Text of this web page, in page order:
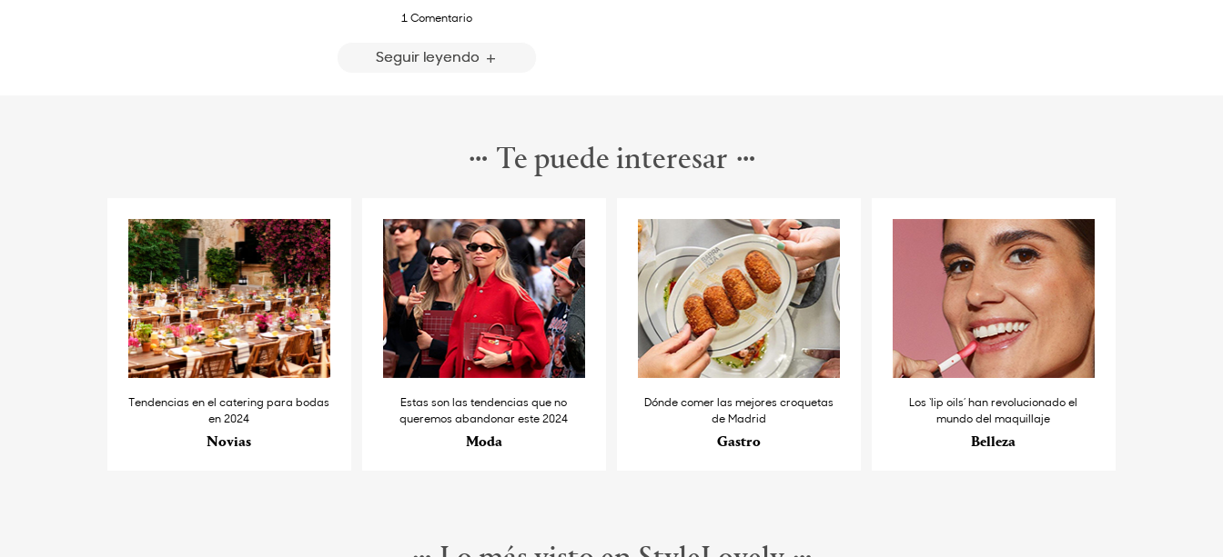
1 Comentario
Seguir leyendo
Te puede interesar
Tendencias en el catering para bodas
en 2024
Novias
Estas son las tendencias que no
queremos abandonar este 2024
Moda
Dónde comer las mejores croquetas
de Madrid
Gastro
Los ‘lip oils’ han revolucionado el
mundo del maquillaje
Belleza